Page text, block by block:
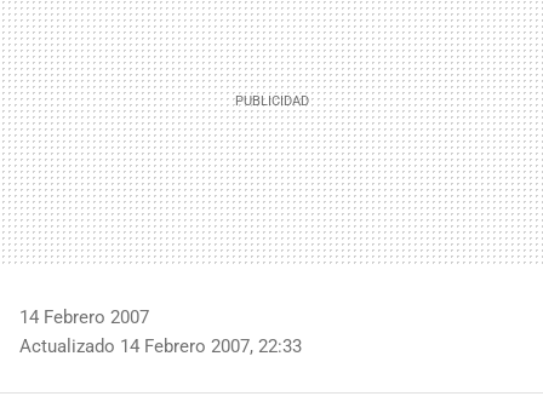
14 Febrero 2007
Actualizado 14 Febrero 2007, 22:33